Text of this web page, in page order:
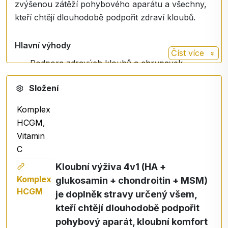
zvýšenou zátěží pohybového aparátu a všechny,
kteří chtějí dlouhodobě podpořit zdraví kloubů.
Hlavní výhody
Podpora zdravých kloubů a chrupavek
Regenerace pojivové tkáně
Kyselina hyaluronová pro výživu kloubů
kloubů
MSM pro komfort pohybu
Vitamin C pro tvorbu kolagenu
Tekutá forma s vysokou vstřebatelností
Bez GMO, bez laktózy, bez přidaného cukru
Vhodné pro vegany
Revoluční technologie vstřebávání
Číst více
Složení
Komplex
HCGM,
Vitamin
C
Komplex
HCGM
Kloubní výživa 4v1 (HA +
glukosamin + chondroitin + MSM)
je doplněk stravy určený všem,
kteří chtějí dlouhodobě podpořit
pohybový aparát, kloubní komfort